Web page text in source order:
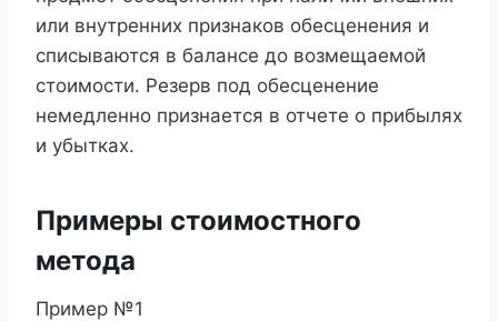
или внутренних признаков обесценения и
списываются в балансе до возмещаемой
стоимости. Резерв под обесценение
немедленно признается в отчете о прибылях
и убытках.
Примеры стоимостного
метода
Пример №1